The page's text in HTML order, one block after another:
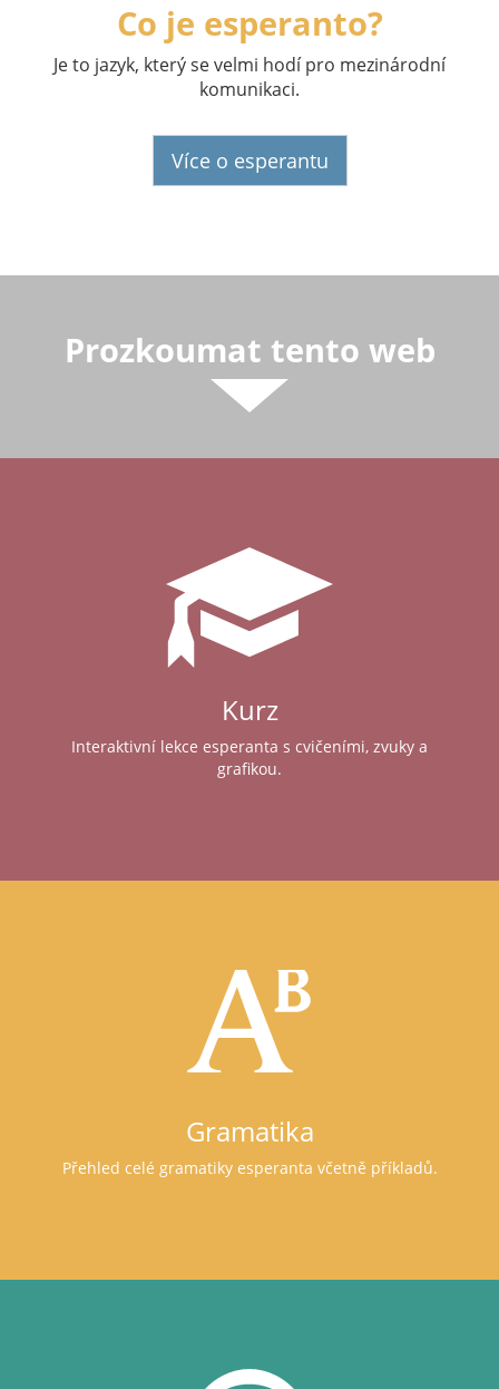
Co je esperanto?
Je to jazyk, který se velmi hodí pro mezinárodní
komunikaci.
Více o esperantu
Prozkoumat tento web
Kurz
Interaktivní lekce esperanta s cvičeními, zvuky a
grafikou.
Gramatika
Přehled celé gramatiky esperanta včetně příkladů.